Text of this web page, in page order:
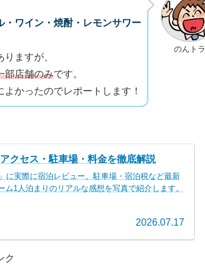
のんトラ
・ワイン・焼酎・レモンサワー
ますが、
部店舗のみです。
かったのでレポートします！
クセス・駐車場・料金を徹底解説
に実際に宿泊レビュー。駐車場・宿泊税など最新
1人泊まりのリアルな感想を写真で紹介します。
2026.07.17
ク